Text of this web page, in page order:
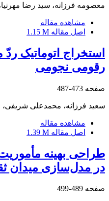
معصومه فرزانه، سید رضا
مشاهده مقاله
اصل مقاله 1.15 M
استخراج اتوماتیک ردّ
رقومی نجومی
صفحه 473-487
سعید فرزانه، محمدعلی شریفی،
مشاهده مقاله
اصل مقاله 1.39 M
طراحی بهینه
در مدل‌سازی میدان
صفحه 489-499